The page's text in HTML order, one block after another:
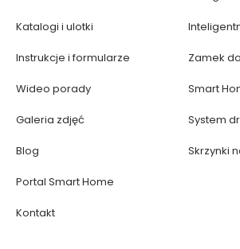
Katalogi i ulotki
Instrukcje i formularze
Wideo porady
Galeria zdjęć
Blog
Portal Smart Home
Kontakt
Zamek
Smart
System
Skrzynki